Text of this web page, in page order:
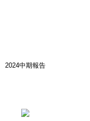
2024中期報告